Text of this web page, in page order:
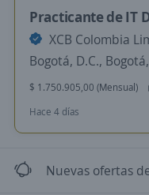
Practicante de IT
XCB Colombia
Bogotá, D.C.,
$ 1.750.905,00 (Mensual)
Hace 4 días
Nuevas ofertas